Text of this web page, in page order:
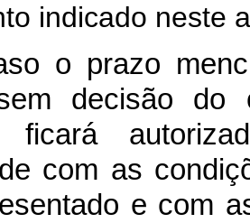
indicado neste
o prazo
decisão do
ficará
com as
e com